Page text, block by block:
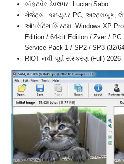
સૉફ્ટવેર ડેવલપર: Lucian Sabo
ગેજેટ્સ: કમ્પ્યુટર PC, અલ્ટ્રાબૂક,
ઑપરેટિંગ સિસ્ટમ: Windows XP
Edition / 64-bit Edition / Zver /
Service Pack 1 / SP2 / SP3 (32/
RIOT નવી પૂર્ણ સંસ્કરણ (Full) 2026